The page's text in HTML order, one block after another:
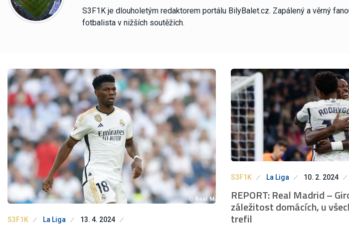
S3F1K je dlouholetým redaktorem portálu BilyBalet.cz. Zapálený a věrný
fotbalista v nižších soutěžích.
S3F1K La Liga 13. 4. 2024
S3F1K La Liga 10. 2. 2024
REPORT: Real Madrid –
záležitost domácích, u
trefil